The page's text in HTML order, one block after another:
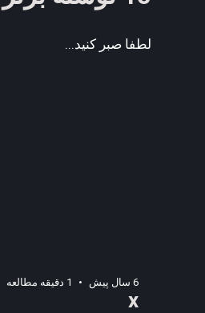
لطفا صبر کنید...
6 سال پیش 1 دقیقه مطالعه
x